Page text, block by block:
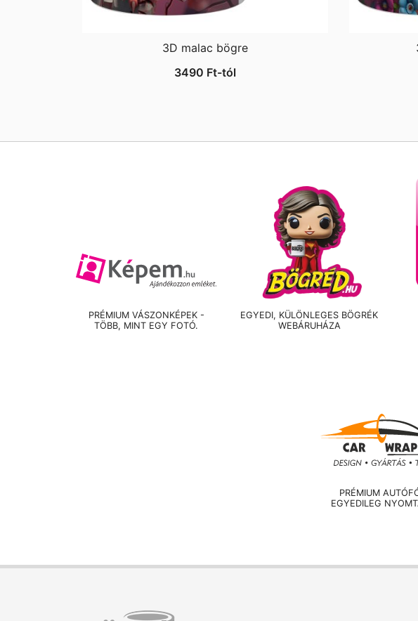
3D malac bögre
3490 Ft-tól
PRÉMIUM VÁSZONKÉPEK -
TÖBB, MINT EGY FOTÓ.
EGYEDI, KÜLÖNLEGES BÖGRÉK
WEBÁRUHÁZA
PRÉMIUM
EGYEDILEG